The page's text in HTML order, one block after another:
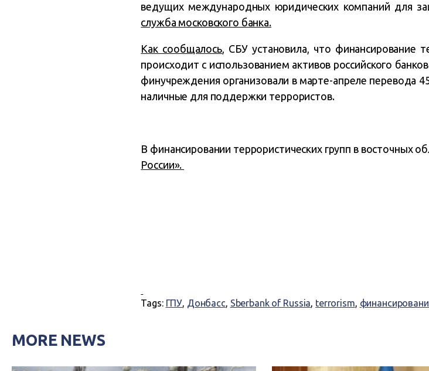
ведущих международных юридических компаний для
служба московского банка.
Как сообщалось, СБУ установила, что финансирование
происходит с использованием активов российского
финучреждения организовали в марте-апреле перевода
наличные для поддержки террористов.
В финансировании террористических групп в восточных
России».
Tags: ГПУ, Донбасс, Sberbank of Russia, terrorism,
MORE NEWS